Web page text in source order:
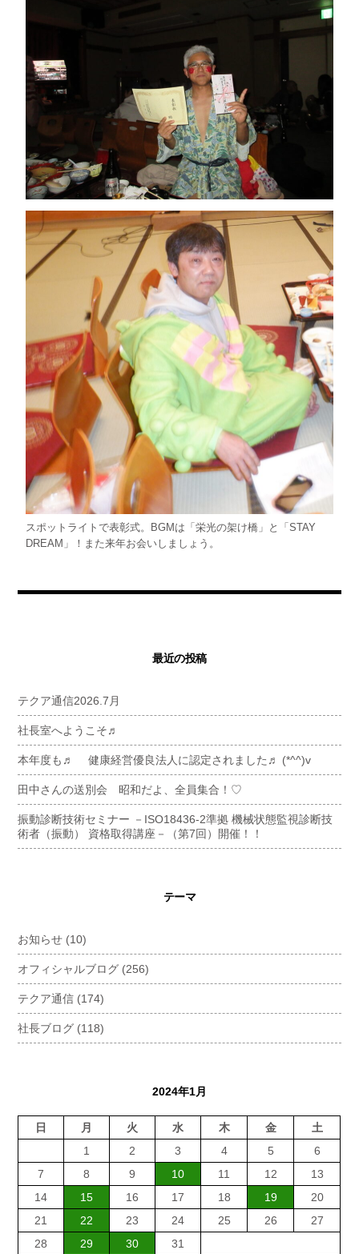
スポットライトで表彰式。BGMは「栄光の架け橋」と「STAY
DREAM」！また来年お会いしましょう。
最近の投稿
テクア通信2026.7月
社長室へようこそ♬
本年度も♬ 健康経営優良法人に認定されました♬ (*^^)v
田中さんの送別会 昭和だよ、全員集合！♡
振動診断技術セミナー －ISO18436-2準拠 機械状態監視診断技
術者（振動） 資格取得講座－（第7回）開催！！
テーマ
お知らせ (10)
オフィシャルブログ (256)
テクア通信 (174)
社長ブログ (118)
2024年1月
日 月 火 水 木 金 土
1 2 3 4 5
6
7
8 9 10 11 12
13
14
15 16 17 18 19
20
21
22 23 24 25 26
27
28
29 30 31